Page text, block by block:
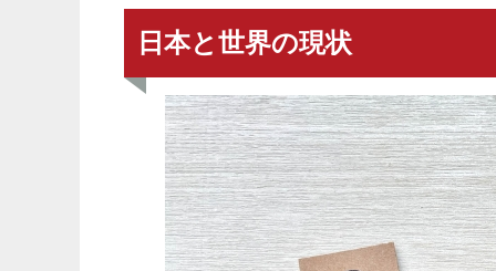
日本と世界の現状